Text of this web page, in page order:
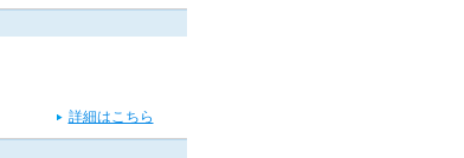
詳細はこちら